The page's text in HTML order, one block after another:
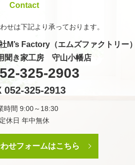
Contact
せは下記より承っております。
M’s Factory（エムズファクトリー
聞き家工房 守山小幡店
325-2903
052-325-2913
時間 9:00～18:30
定休日 年中無休
せフォームはこちら